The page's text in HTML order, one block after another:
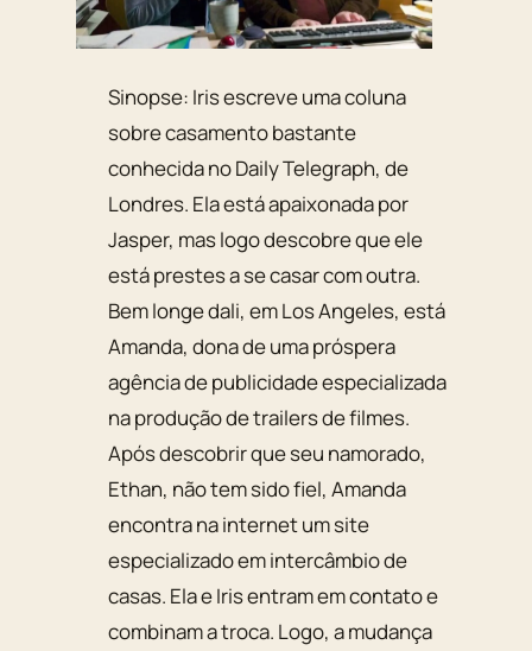
Sinopse: Iris escreve uma coluna
sobre casamento bastante
conhecida no Daily Telegraph, de
Londres. Ela está apaixonada por
Jasper, mas logo descobre que ele
está prestes a se casar com outra.
Bem longe dali, em Los Angeles, está
Amanda, dona de uma próspera
agência de publicidade especializada
na produção de trailers de filmes.
Após descobrir que seu namorado,
Ethan, não tem sido fiel, Amanda
encontra na internet um site
especializado em intercâmbio de
casas. Ela e Iris entram em contato e
combinam a troca. Logo, a mudança